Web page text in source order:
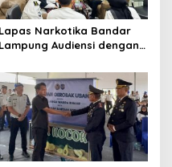
Lapas Narkotika Bandar
Lampung Audiensi dengan
Kredensialing Klinik
Pratama